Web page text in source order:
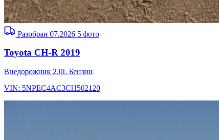
Разобран 07.2026 5 фото
Toyota CH-R 2019
Внедорожник 2.0L Бензин
VIN: 5NPEC4AC3CH502120